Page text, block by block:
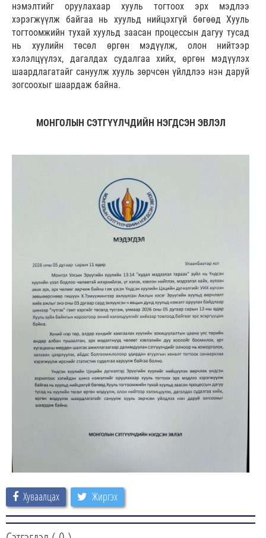
нэмэлтийг оруулахаар хууль тогтоох эрх мэдлээ
хэрэгжүүлж байгаа нь хуульд нийцэхгүй бөгөөд Хууль
тогтоомжийн тухай хуульд заасан процессын дагуу тусад
нь хуулийн төсөл өргөн мэдүүлж, олон нийтээр
хэлэлцүүлэх, дагалдах судалгаа хийх, өргөн мэдүүлэх
шаардлагатайг сануулж хууль зөрчсөн үйлдлээ нэн даруй
зогсоохыг шаардаж байна.
МОНГОЛЫН СЭТГҮҮЛЧДИЙН НЭГДСЭН ЭВЛЭЛ
Хуваалцах Жиргэх